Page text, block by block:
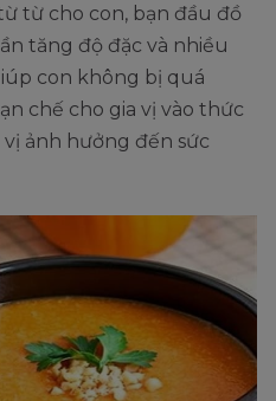
từ cho con, bạn đầu đồ
tăng độ đặc và nhiều
con không bị quá
chế cho gia vị vào thức
vị ảnh hưởng đến sức